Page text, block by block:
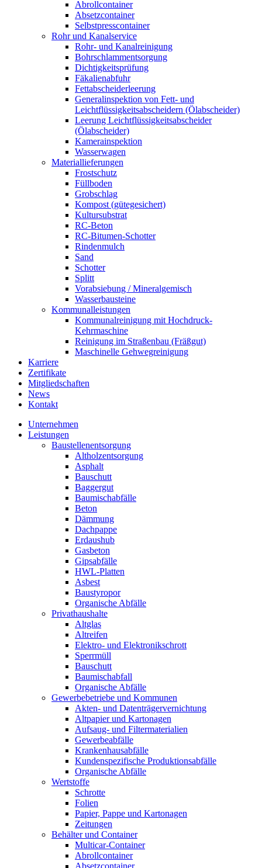
Abrollcontainer
Absetzcontainer
Selbstpresscontainer
Rohr und Kanalservice
Rohr- und Kanalreinigung
Bohrschlammentsorgung
Dichtigkeitsprüfung
Fäkalienabfuhr
Fettabscheiderleerung
Generalinspektion von Fett- und
Leichtflüssigkeitsabscheidern (Ölabscheider)
Leerung Leichtflüssigkeitsabscheider
(Ölabscheider)
Kamerainspektion
Wasserwagen
Materiallieferungen
Frostschutz
Füllboden
Grobschlag
Kompost (gütegesichert)
Kultursubstrat
RC-Beton
RC-Bitumen-Schotter
Rindenmulch
Sand
Schotter
Splitt
Vorabsiebung / Mineralgemisch
Wasserbausteine
Kommunalleistungen
Kommunalreinigung mit Hochdruck-
Kehrmaschine
Reinigung im Straßenbau (Fräßgut)
Maschinelle Gehwegreinigung
Karriere
Zertifikate
Mitgliedschaften
News
Kontakt
Unternehmen
Leistungen
Baustellenentsorgung
Altholzentsorgung
Asphalt
Bauschutt
Baggergut
Baumischabfälle
Beton
Dämmung
Dachpappe
Erdaushub
Gasbeton
Gipsabfälle
HWL-Platten
Asbest
Baustyropor
Organische Abfälle
Privathaushalte
Altglas
Altreifen
Elektro- und Elektronikschrott
Sperrmüll
Bauschutt
Baumischabfall
Organische Abfälle
Gewerbebetriebe und Kommunen
Akten- und Datenträgervernichtung
Altpapier und Kartonagen
Aufsaug- und Filtermaterialien
Gewerbeabfälle
Krankenhausabfälle
Kundenspezifische Produktionsabfälle
Organische Abfälle
Wertstoffe
Schrotte
Folien
Papier, Pappe und Kartonagen
Zeitungen
Behälter und Container
Multicar-Container
Abrollcontainer
Absetzcontainer